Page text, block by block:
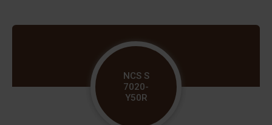
NCS S
7020-
Y50R